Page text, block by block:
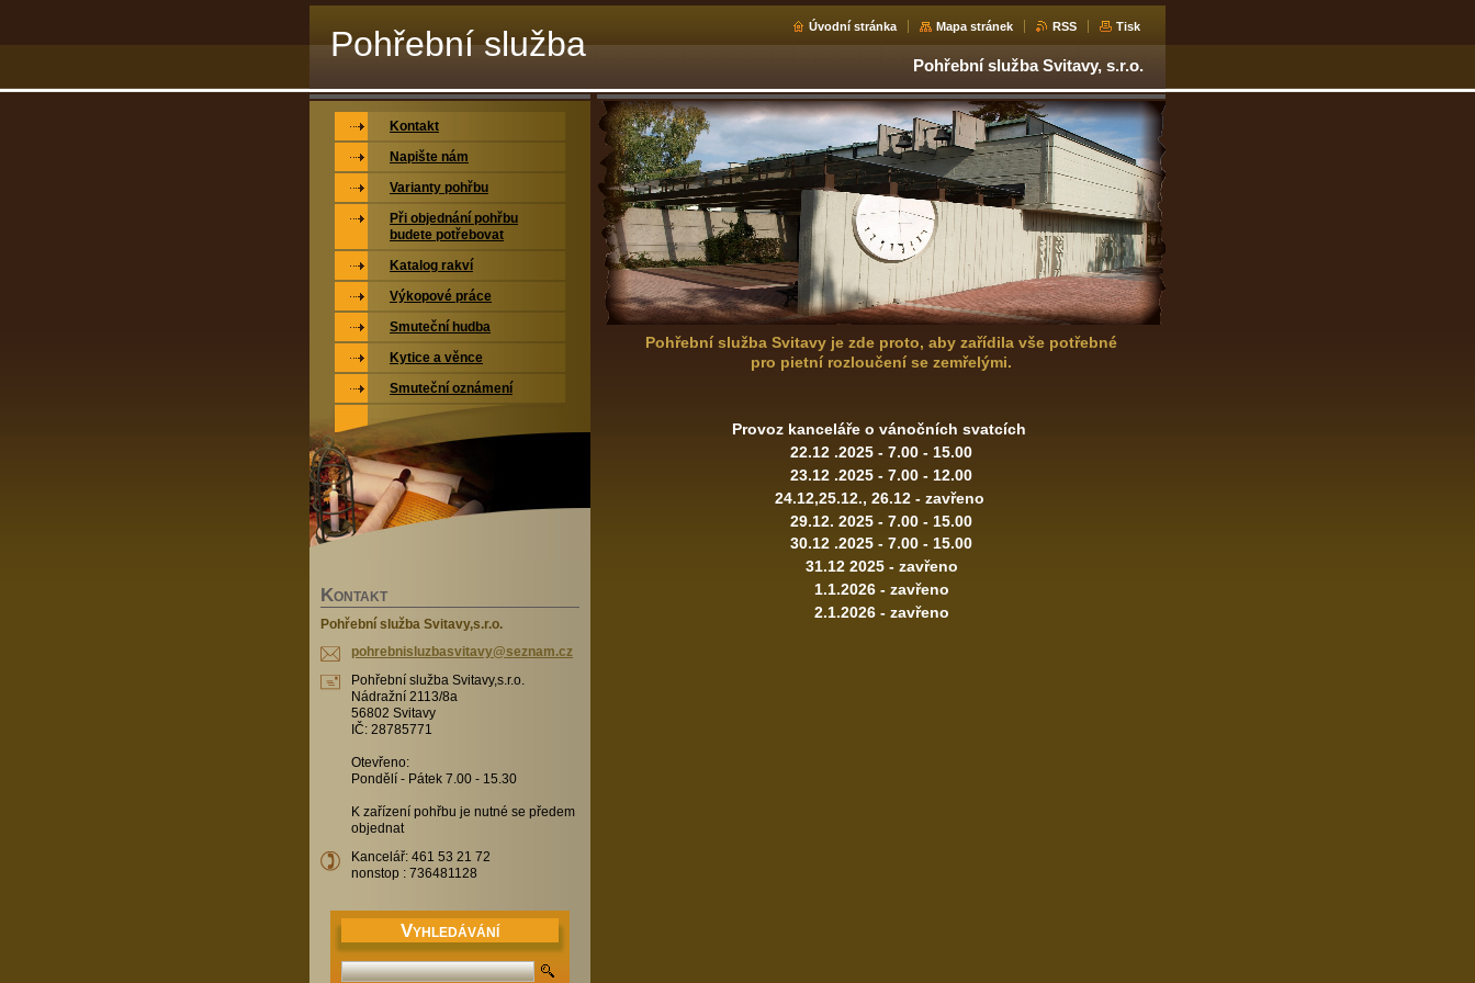
Pohřební služba
Svitavy,s.r.o.
Úvodní stránka Mapa stránek RSS Tisk
Pohřební služba Svitavy, s.r.o.
Pohřební služba Svitavy je zde proto, aby zařídila vše potřebné
pro pietní rozloučení se zemřelými.
Provoz kanceláře o vánočních svatcích
22.12 .2025 - 7.00 - 15.00
23.12 .2025 - 7.00 - 12.00
24.12,25.12., 26.12 - zavřeno
29.12. 2025 - 7.00 - 15.00
30.12 .2025 - 7.00 - 15.00
31.12 2025 - zavřeno
1.1.2026 - zavřeno
2.1.2026 - zavřeno
Kontakt
Napište nám
Varianty pohřbu
Při objednání pohřbu
budete potřebovat
Katalog rakví
Výkopové práce
Smuteční hudba
Kytice a věnce
Smuteční oznámení
KONTAKT
Pohřební služba Svitavy,s.r.o.
pohrebnisluzbasvitavy@seznam.cz
Pohřební služba Svitavy,s.r.o.
Nádražní 2113/8a
56802 Svitavy
IČ: 28785771
Otevřeno:
Pondělí - Pátek 7.00 - 15.30
K zařízení pohřbu je nutné se předem
objednat
Kancelář: 461 53 21 72
nonstop : 736481128
VYHLEDÁVÁNÍ